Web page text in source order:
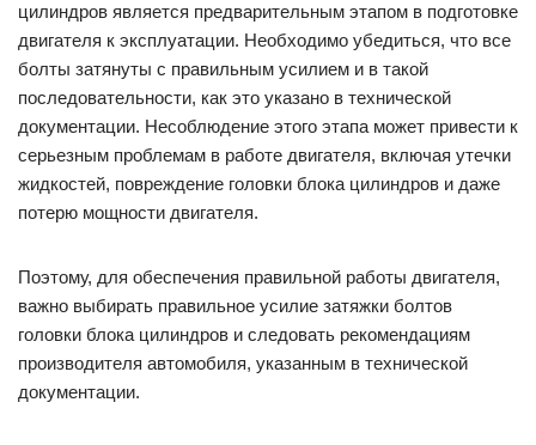
цилиндров является предварительным этапом в подготовке
двигателя к эксплуатации. Необходимо убедиться, что все
болты затянуты с правильным усилием и в такой
последовательности, как это указано в технической
документации. Несоблюдение этого этапа может привести к
серьезным проблемам в работе двигателя, включая утечки
жидкостей, повреждение головки блока цилиндров и даже
потерю мощности двигателя.
Поэтому, для обеспечения правильной работы двигателя,
важно выбирать правильное усилие затяжки болтов
головки блока цилиндров и следовать рекомендациям
производителя автомобиля, указанным в технической
документации.